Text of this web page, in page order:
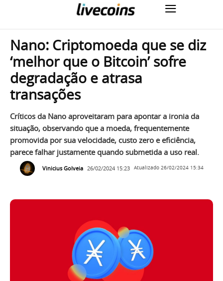
Nano: Criptomoeda que se diz
‘melhor que o Bitcoin’ sofre
degradação e atrasa
transações
Críticos da Nano aproveitaram para apontar a ironia da
situação, observando que a moeda, frequentemente
promovida por sua velocidade, custo zero e eficiência,
parece falhar justamente quando submetida a uso real.
Vinicius Golveia 26/02/2024 15:23 Atualizado 26/02/2024 15:34